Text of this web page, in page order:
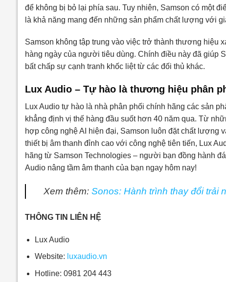
để không bị bỏ lại phía sau. Tuy nhiên, Samson có một
là khả năng mang đến những sản phẩm chất lượng với
Samson không tập trung vào việc trở thành thương hiệu
hàng ngày của người tiêu dùng. Chính điều này đã giúp
bất chấp sự cạnh tranh khốc liệt từ các đối thủ khác.
Lux Audio – Tự hào là thương hiệu phân
Lux Audio tự hào là nhà phân phối chính hãng các sản
khẳng định vị thế hàng đầu suốt hơn 40 năm qua. Từ
hợp công nghệ AI hiện đại, Samson luôn đặt chất lượng
thiết bị âm thanh đỉnh cao với công nghệ tiên tiến, Lux
hãng từ Samson Technologies – người bạn đồng hành
Audio nâng tầm âm thanh của bạn ngay hôm nay!
Xem thêm: Sonos: Hành trình thay đổi trải
THÔNG TIN LIÊN HỆ
Lux Audio
Website: luxaudio.vn
Hotline: 0981 204 443